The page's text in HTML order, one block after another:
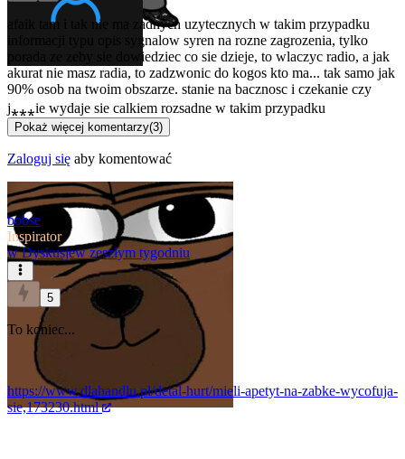
afaik tam i tak nie ma zadnych uzytecznych w takim przypadku
informacji typu opis sygnalow syren na rozne zagrozenia, tylko
porada ze zeby sie dowiedziec co sie dzieje, to wlaczyc radio, a jak
akurat nie masz radia, to zadzwonic do kogos kto ma... tak samo jak
90% osob na twoim obszarze. stanie na bacznosc i czekanie czy
j⁎⁎⁎ie wydaje sie calkiem rozsadne w takim przypadku
Pokaż więcej komentarzy(3)
Zaloguj się aby komentować
bobse
Inspirator
w Dyskusjew zeszłym tygodniu
5
To koniec...
https://www.dlahandlu.pl/detal-hurt/mieli-apetyt-na-zabke-wycofuja-
sie,173230.html